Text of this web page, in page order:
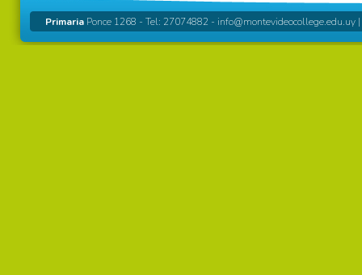
Primaria Ponce 1268 - Tel: 27074882 - info@montevideocollege.edu.uy |